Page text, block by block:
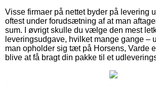
Visse firmaer på nettet byder på levering
oftest under forudsætning af at man
sum. I øvrigt skulle du vælge den mest
leveringsudgave, hvilket mange gange –
man opholder sig tæt på Horsens, Varde
blive at få bragt din pakke til et